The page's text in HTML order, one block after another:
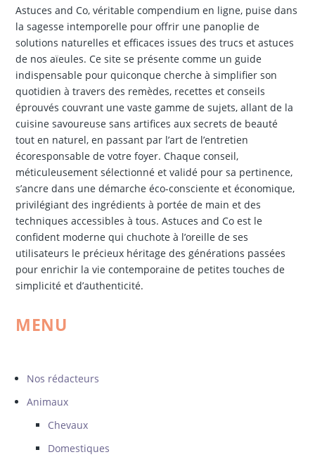
Astuces and Co, véritable compendium en ligne, puise dans
la sagesse intemporelle pour offrir une panoplie de
solutions naturelles et efficaces issues des trucs et astuces
de nos aïeules. Ce site se présente comme un guide
indispensable pour quiconque cherche à simplifier son
quotidien à travers des remèdes, recettes et conseils
éprouvés couvrant une vaste gamme de sujets, allant de la
cuisine savoureuse sans artifices aux secrets de beauté
tout en naturel, en passant par l’art de l’entretien
écoresponsable de votre foyer. Chaque conseil,
méticuleusement sélectionné et validé pour sa pertinence,
s’ancre dans une démarche éco-consciente et économique,
privilégiant des ingrédients à portée de main et des
techniques accessibles à tous. Astuces and Co est le
confident moderne qui chuchote à l’oreille de ses
utilisateurs le précieux héritage des générations passées
pour enrichir la vie contemporaine de petites touches de
simplicité et d’authenticité.
MENU
Nos rédacteurs
Animaux
Chevaux
Domestiques